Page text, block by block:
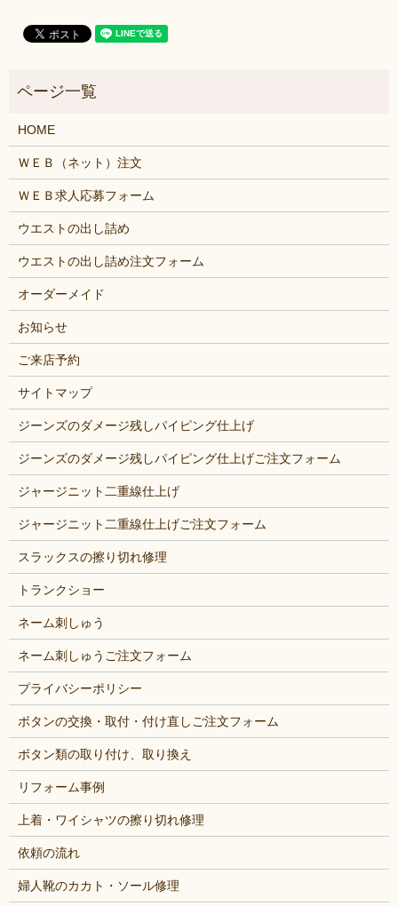
HOME
ＷＥＢ（ネット）注文
ＷＥＢ求人応募フォーム
ウエストの出し詰め
ウエストの出し詰め注文フォーム
オーダーメイド
お知らせ
ご来店予約
サイトマップ
ジーンズのダメージ残しパイピング仕上げ
ジーンズのダメージ残しパイピング仕上げご注文フォーム
ジャージニット二重線仕上げ
ジャージニット二重線仕上げご注文フォーム
スラックスの擦り切れ修理
トランクショー
ネーム刺しゅう
ネーム刺しゅうご注文フォーム
プライバシーポリシー
ボタンの交換・取付・付け直しご注文フォーム
ボタン類の取り付け、取り換え
リフォーム事例
上着・ワイシャツの擦り切れ修理
依頼の流れ
婦人靴のカカト・ソール修理